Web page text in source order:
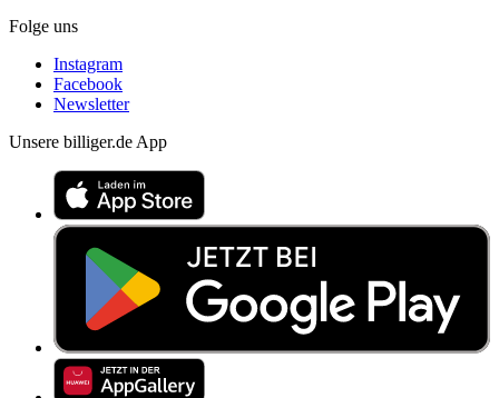
Folge uns
Instagram
Facebook
Newsletter
Unsere billiger.de App